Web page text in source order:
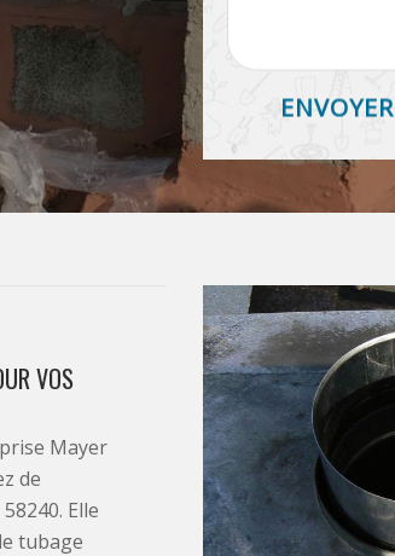
VOS
Mayer
de
Elle
tubage